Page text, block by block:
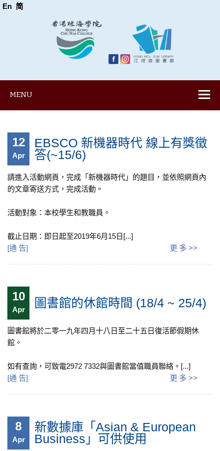
En 简
MENU
12
Apr
EBSCO 新機器時代 線上有獎徵
答(~15/6)
請進入活動網頁，完成「新機器時代」的題目，並依照網頁內
的文章寄送方式，完成活動。
活動對象：本校學生和教職員。
截止日期：即日起至2019年6月15日[...]
[通 告] 更 多 >>
10
Apr 圖書館的休館時間 (18/4 ~ 25/4)
圖書館將於二零一九年四月十八日至二十五日復活節假期休
館。
如有查詢，可致電2972 7332與圖書館當值職員聯絡。[...]
[通 告] 更 多 >>
8
Apr
新數據庫「Asian & European
Business」可供使用